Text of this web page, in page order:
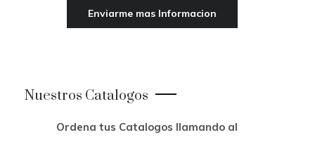
Nuestros Catalogos
Ordena tus Catalogos llamando al